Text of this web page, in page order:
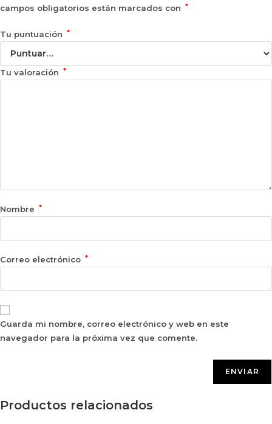
campos obligatorios están marcados con
*
Tu puntuación *
Tu valoración *
Nombre *
Correo electrónico *
Guarda mi nombre, correo electrónico y web en este
navegador para la próxima vez que comente.
Productos relacionados